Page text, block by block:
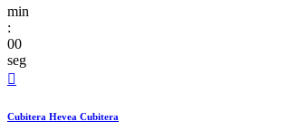
min
:
00
seg

Cubitera Hevea Cubitera